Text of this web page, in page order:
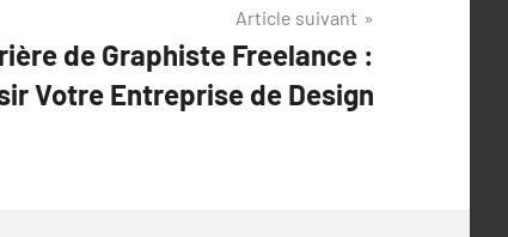
Article suivant
de Graphiste Freelance :
Votre Entreprise de Design